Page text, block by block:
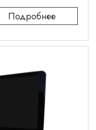
Подробнее